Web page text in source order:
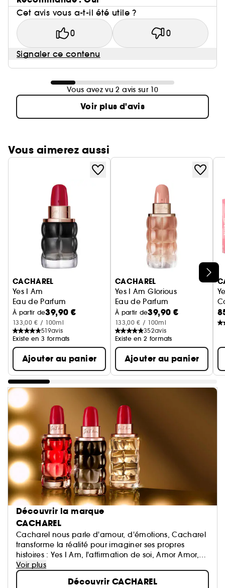
Cet avis vous a-t-il été utile ?
0 0
Signaler ce contenu
Vous avez vu 2 avis sur 10
Voir plus d'avis
Vous aimerez aussi
Ignorer le carrousel produits
CACHAREL
Yes I Am
Eau de Parfum
À partir de39,90 €
133,00 € / 100ml
519avis
Existe en 3 formats
Ajouter au panier
CACHAREL
Yes I Am Glorious
Eau de Parfum
À partir de39,90 €
133,00 € / 100ml
352avis
Existe en 2 formats
Ajouter au panier
Découvrir la marque
CACHAREL
Cacharel nous parle d'amour, d'émotions, Cacharel
transforme la réalité pour imaginer ses propres
histoires : Yes I Am, l'affirmation de soi, Amor Amor,
l'amour passionné, Anaïs Anaïs, l'amour romantique,
Loulou, l'affirmation de sa sensualité...
Voir plus
Découvrir CACHAREL